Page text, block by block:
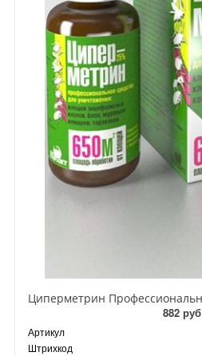
882 руб
Артикул
Штрихкод